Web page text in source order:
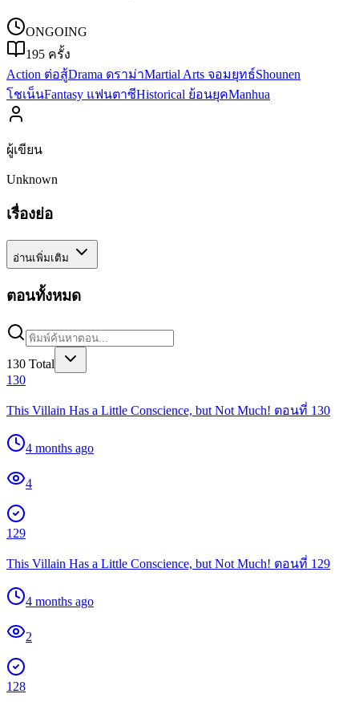
ONGOING
195 ครั้ง
Action ต่อสู้Drama ดราม่าMartial Arts จอมยุทธ์Shounen
โชเน็นFantasy แฟนตาซีHistorical ย้อนยุคManhua
ผู้เขียน
Unknown
เรื่องย่อ
อ่านเพิ่มเติม
ตอนทั้งหมด
130 Total
130
This Villain Has a Little Conscience, but Not Much! ตอนที่ 130
4 months ago
4
129
This Villain Has a Little Conscience, but Not Much! ตอนที่ 129
4 months ago
2
128